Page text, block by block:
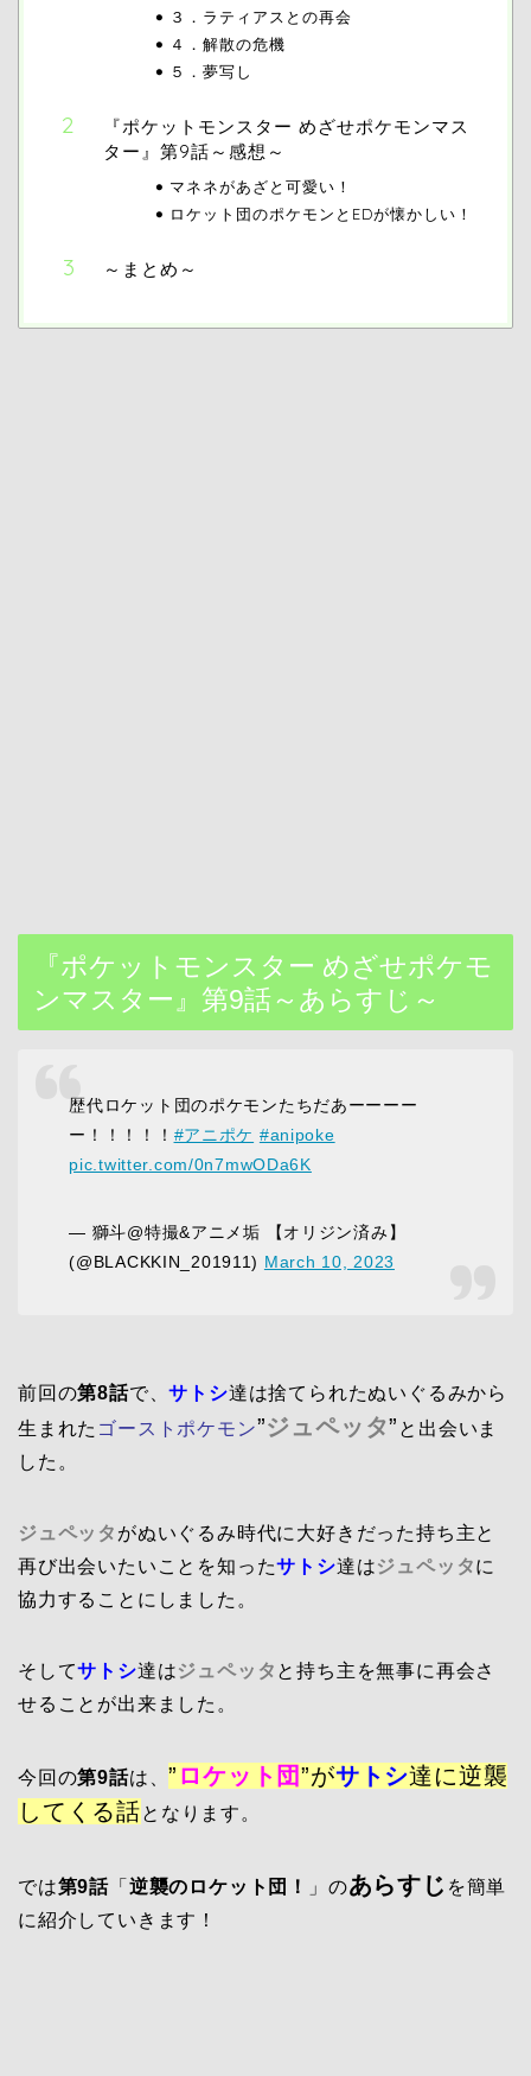
３．ラティアスとの再会
４．解散の危機
５．夢写し
『ポケットモンスター めざせポケモンマス
ター』第9話～感想～
マネネがあざと可愛い！
ロケット団のポケモンとEDが懐かしい！
～まとめ～
『ポケットモンスター めざせポケモ
ンマスター』第9話～あらすじ～
歴代ロケット団のポケモンたちだあーーーー
ー！！！！！ #アニポケ #anipoke
pic.twitter.com/0n7mwODa6K
— 獅斗@特撮&アニメ垢 【オリジン済み】
(@BLACKKIN_201911) March 10, 2023
前回の第8話で、サトシ達は捨てられたぬいぐるみから
生まれた ゴーストポケモン”ジュペッタ” と出会いま
した。
ジュペッタ がぬいぐるみ時代に大好きだった持ち主と
再び出会いたいことを知ったサトシ達はジュペッタに
協力することにしました。
そしてサトシ達はジュペッタ と持ち主を無事に再会さ
せることが出来ました。
今回の第9話は、 ” ロケット団”がサトシ達に逆襲
してくる話となります。
では第9話 「 逆襲のロケット団！ 」 のあらすじ を簡単
に紹介していきます！